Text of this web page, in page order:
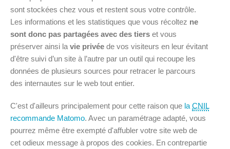
sont stockées chez vous et restent sous votre contrôle.
Les informations et les statistiques que vous récoltez ne
sont donc pas partagées avec des tiers et vous
préserver ainsi la vie privée de vos visiteurs en leur évitant
d'être suivi d’un site à l’autre par un outil qui recoupe les
données de plusieurs sources pour retracer le parcours
des internautes sur le web tout entier.
C'est d'ailleurs principalement pour cette raison que la CNIL
recommande Matomo. Avec un paramétrage adapté, vous
pourrez même être exempté d'affubler votre site web de
cet odieux message à propos des cookies. En contrepartie